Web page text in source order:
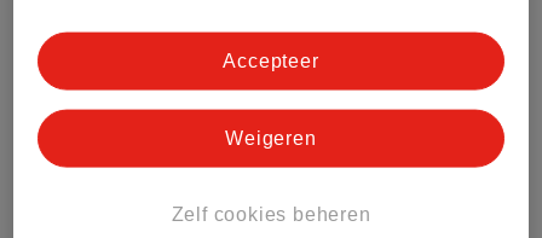
winkel. Zo hoef je niet thuis te blijven voor de Kruidvat
Kruidvat is een gecertificeerd drogist. Dit betekent dat je
winkel én online!Zelf cookies beheren
Weigeren
Accepteer